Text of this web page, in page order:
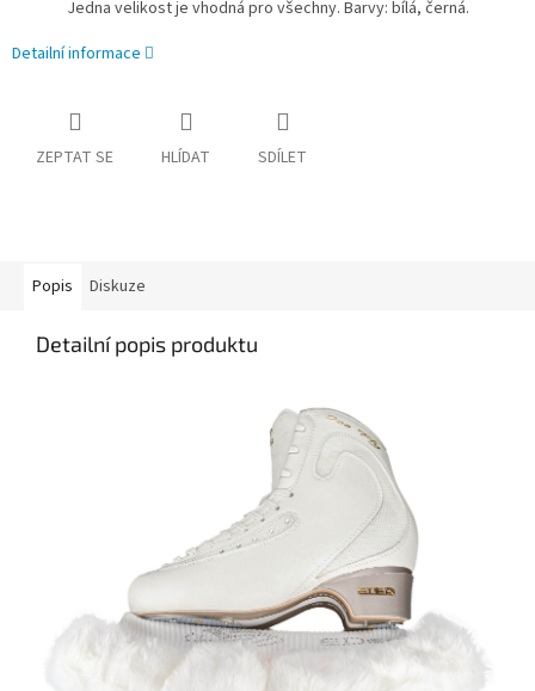
Jedna velikost je vhodná pro všechny. Barvy: bílá, černá.
Detailní informace
ZEPTAT SE HLÍDAT SDÍLET
Popis Diskuze
Detailní popis produktu